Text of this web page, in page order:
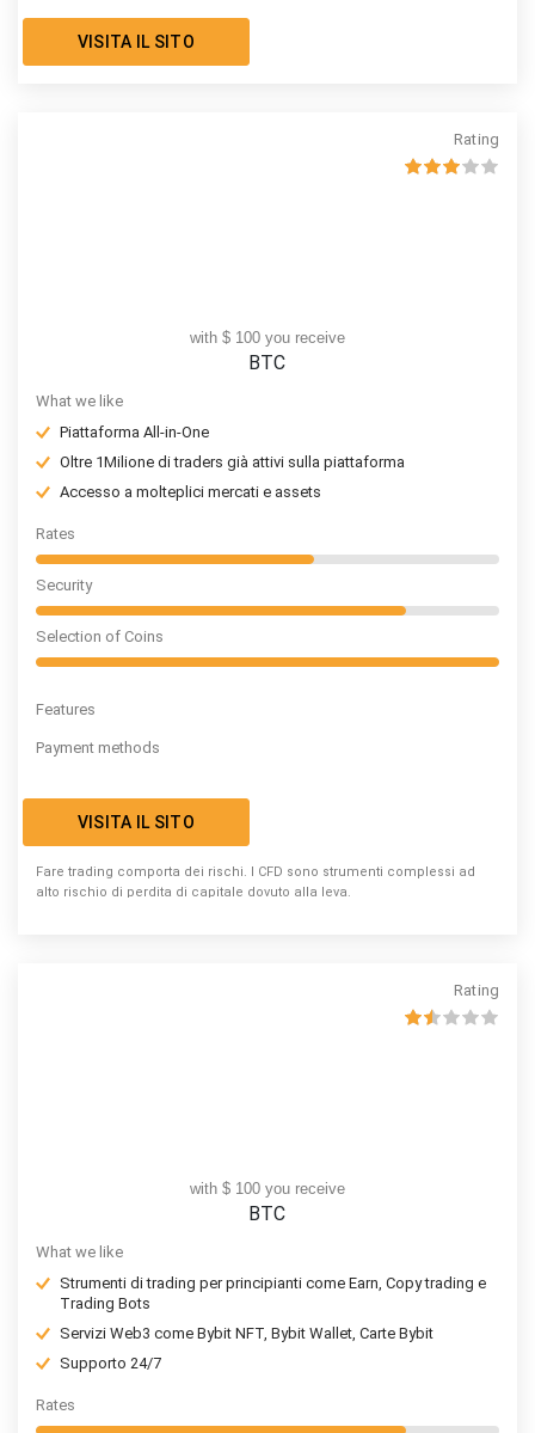
VISITA IL SITO
Rating
with $ 100 you receive
BTC
What we like
Piattaforma All-in-One
Oltre 1Milione di traders già attivi sulla piattaforma
Accesso a molteplici mercati e assets
Rates
Security
Selection of Coins
Features
Payment methods
VISITA IL SITO
Fare trading comporta dei rischi. I CFD sono strumenti complessi ad
alto rischio di perdita di capitale dovuto alla leva.
Rating
with $ 100 you receive
BTC
What we like
Strumenti di trading per principianti come Earn, Copy trading e
Trading Bots
Servizi Web3 come Bybit NFT, Bybit Wallet, Carte Bybit
Supporto 24/7
Rates